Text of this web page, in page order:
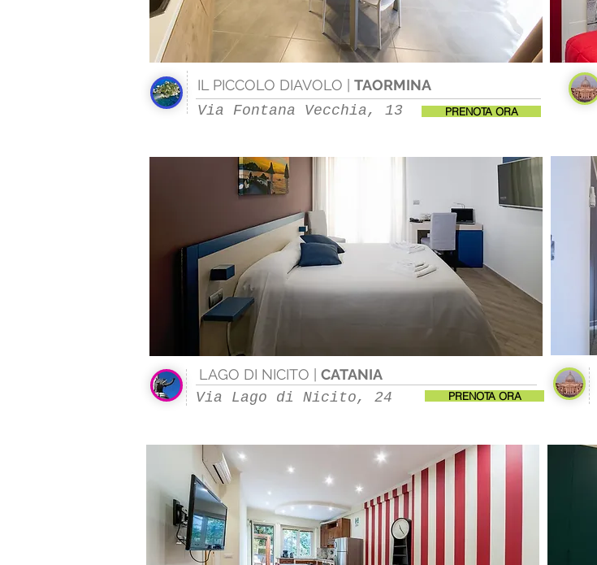
IL PICCOLO DIAVOLO | TAORMINA
Via Fontana Vecchia, 13 PRENOTA ORA
LAGO DI NICITO | CATANIA
Via Lago di Nicito, 24 PRENOTA ORA